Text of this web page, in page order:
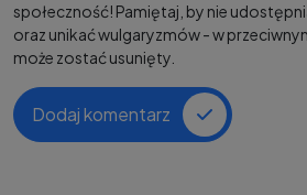
społeczność! Pamiętaj, by nie
oraz unikać wulgaryzmów - w
może zostać usunięty.
Dodaj komentarz